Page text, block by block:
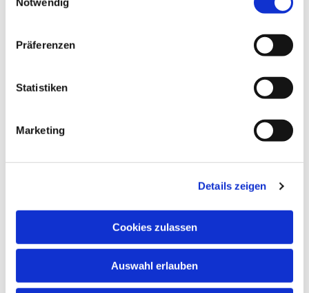
Präferenzen
Statistiken
Marketing
Details zeigen
Cookies zulassen
Auswahl erlauben